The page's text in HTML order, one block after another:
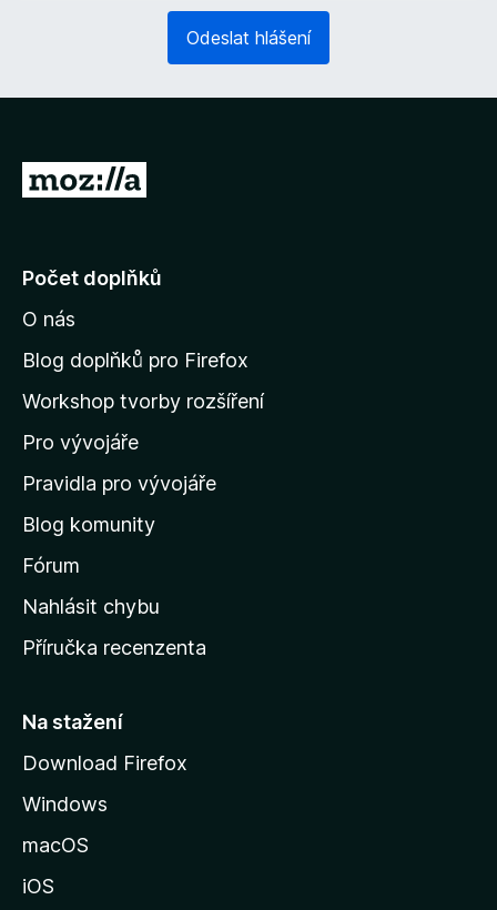
d
o
Odeslat hlášení
P
j
t
n
d
o
m
v
s
k
u
t
á
n
M
Počet doplňků
O nás
Blog doplňků pro Firefox
Workshop tvorby rozšíření
Pro vývojáře
Pravidla pro vývojáře
Blog komunity
Fórum
Nahlásit chybu
Příručka recenzenta
Na stažení
Download Firefox
Windows
macOS
iOS